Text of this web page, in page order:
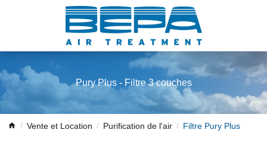
Pury Plus - Filtre 3 couches
Vente et Location Purification de l'air Filtre Pury Plus